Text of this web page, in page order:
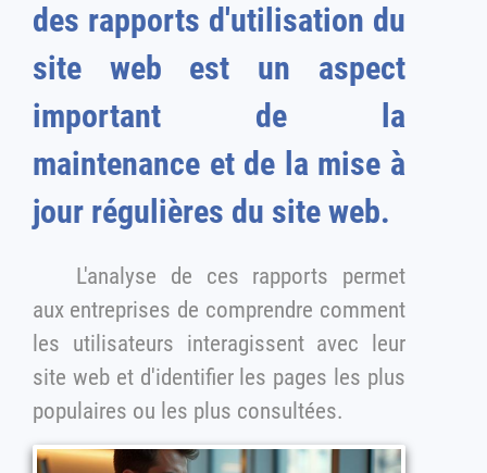
des rapports d'utilisation du
site web est un aspect
important de la
maintenance et de la mise à
jour régulières du site web.
L'analyse de ces rapports permet
aux entreprises de comprendre comment
les utilisateurs interagissent avec leur
site web et d'identifier les pages les plus
populaires ou les plus consultées.